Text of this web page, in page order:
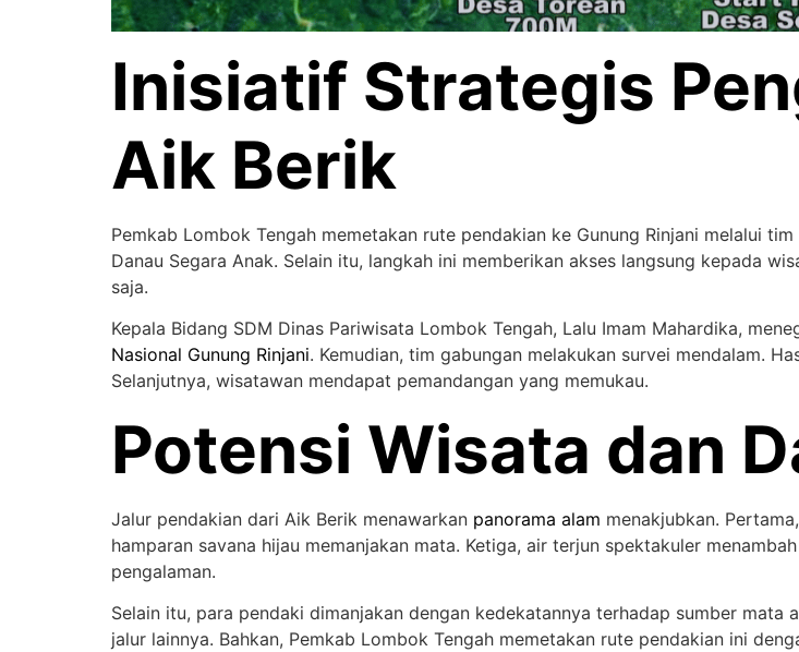
Inisiatif Strategis
Aik Berik
Pemkab Lombok Tengah memetakan rute pendakian ke Gunung Rinjani melalui
Danau Segara Anak. Selain itu, langkah ini memberikan akses langsung kepada
saja.
Kepala Bidang SDM Dinas Pariwisata Lombok Tengah, Lalu Imam Mahardika,
Nasional Gunung Rinjani. Kemudian, tim gabungan melakukan survei mendalam.
Selanjutnya, wisatawan mendapat pemandangan yang memukau.
Potensi Wisata dan
Jalur pendakian dari Aik Berik menawarkan panorama alam menakjubkan.
hamparan savana hijau memanjakan mata. Ketiga, air terjun spektakuler
pengalaman.
Selain itu, para pendaki dimanjakan dengan kedekatannya terhadap sumber
jalur lainnya. Bahkan, Pemkab Lombok Tengah memetakan rute pendakian ini